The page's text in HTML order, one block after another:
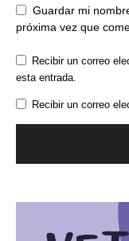
Guardar mi
próxima vez que
Recibir un correo
esta entrada.
Recibir un correo